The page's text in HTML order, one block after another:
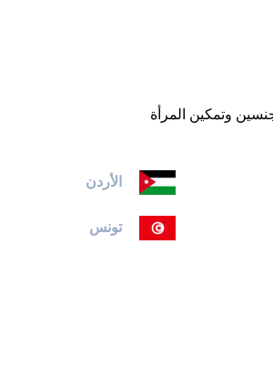
وتمكين المرأة
الأردن
تونس